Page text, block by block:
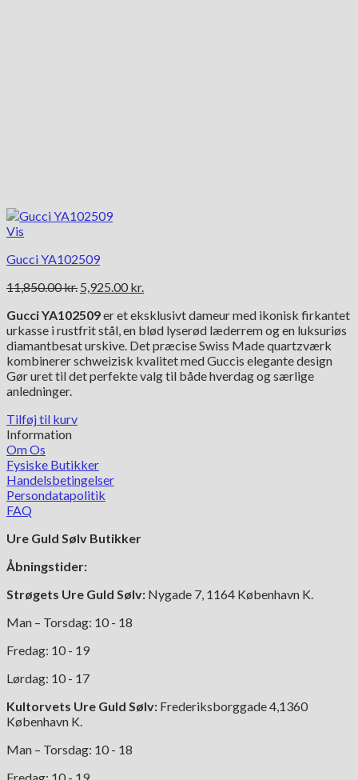
Vis
Gucci YA102509
11,850.00kr. Den
pris
var:
11,850.00 kr..
5,925.00 kr.
pris
er:
5,925.00 kr..
Gucci YA102509er et eksklusivt dameur med ikonisk firkantet
urkasse i rustfrit stål, en blød lyserød læderrem og en luksuriøs
diamantbesat urskive. Det præcise Swiss Made quartzværk
kombinerer schweizisk kvalitet med Guccis elegante design
Gør uret til det perfekte valg til både hverdag og særlige
anledninger.
Tilføj til kurv
Information
Om Os
Fysiske Butikker
Handelsbetingelser
Persondatapolitik
FAQ
Ure Guld Sølv Butikker
Åbningstider:
Strøgets Ure Guld Sølv: Nygade 7, 1164 København K.
Man – Torsdag: 10 - 18
Fredag: 10 - 19
Lørdag: 10 - 17
Kultorvets Ure Guld Sølv: Frederiksborggade 4,1360
København K.
Man – Torsdag: 10 - 18